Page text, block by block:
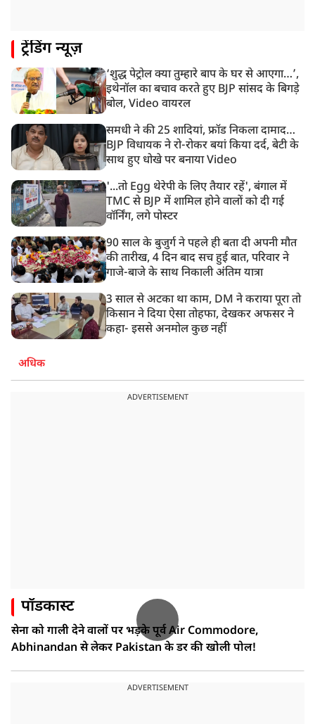
झारखंड विधानसभा के करीब पहुंचे छात्र प्रदर्शनकारी, तार वाले
11:24 AM
दिल्ली में AAP विधायक अजय दत्त के दक्षिणपुरी स्थित दफ़्तर के
बाहर BJP का प्रदर्शन
ट्रेंडिंग न्यूज़
‘शुद्ध पेट्रोल क्या तुम्हारे बाप के घर से आएगा…’,
इथेनॉल का बचाव करते हुए BJP सांसद के बिगड़े
बोल, Video वायरल
समधी ने की 25 शादियां, फ्रॉड निकला दामाद…
BJP विधायक ने रो-रोकर बयां किया दर्द, बेटी के
साथ हुए धोखे पर बनाया Video
'...तो Egg थेरेपी के लिए तैयार रहें', बंगाल में
TMC से BJP में शामिल होने वालों को दी गई
वॉर्निंग, लगे पोस्टर
90 साल के बुजुर्ग ने पहले ही बता दी अपनी मौत
की तारीख, 4 दिन बाद सच हुई बात, परिवार ने
गाजे-बाजे के साथ निकाली अंतिम यात्रा
3 साल से अटका था काम, DM ने कराया पूरा तो
किसान ने दिया ऐसा तोहफा, देखकर अफसर ने
कहा- इससे अनमोल कुछ नहीं
अधिक
ADVERTISEMENT
पॉडकास्ट
सेना को गाली देने वालों पर भड़के पूर्व Air Commodore,
Abhinandan से लेकर Pakistan के डर की खोली पोल!
ADVERTISEMENT